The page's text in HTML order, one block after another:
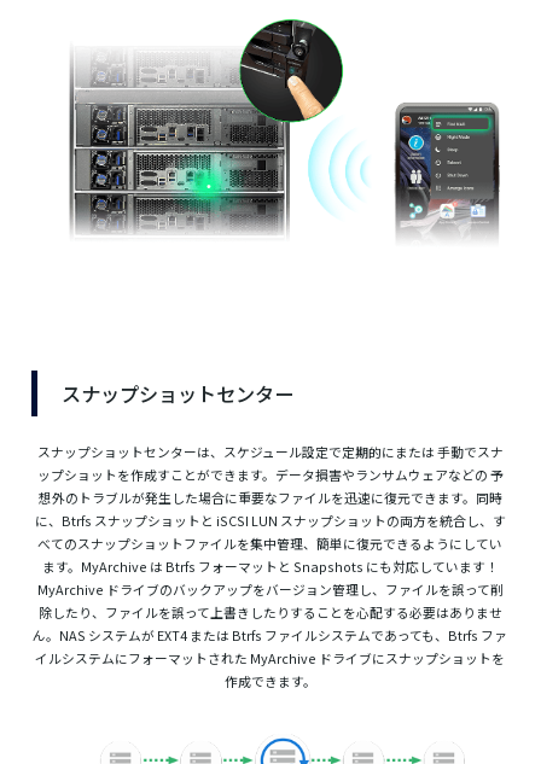
スナップショットセンター
スナップショットセンターは、スケジュール設定で定期的にまたは 手動でスナ
ップショットを作成すことができます。データ損害やランサムウェアなどの 予
想外のトラブルが発生した場合に重要なファイルを迅速に復元できます。同時
に、Btrfs スナップショットと iSCSI LUN スナップショットの両方を統合し、す
べてのスナップショットファイルを集中管理、簡単に復元できるようにしてい
ます。MyArchive は Btrfs フォーマットと Snapshots にも対応しています！
MyArchive ドライブのバックアップをバージョン管理し、ファイルを誤って削
除したり、ファイルを誤って上書きしたりすることを心配する必要はありませ
ん。NAS システムが EXT4 または Btrfs ファイルシステムであっても、Btrfs ファ
イルシステムにフォーマットされた MyArchive ドライブにスナップショットを
作成できます。